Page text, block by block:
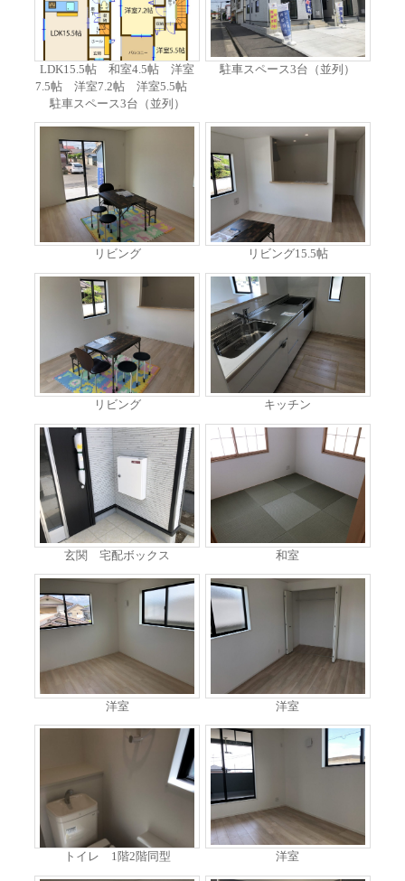
LDK15.5帖 和室4.5帖 洋室
7.5帖 洋室7.2帖 洋室5.5帖
駐車スペース3台（並列）
駐車スペース3台（並列）
リビング リビング15.5帖
リビング キッチン
玄関 宅配ボックス 和室
洋室 洋室
トイレ 1階2階同型 洋室